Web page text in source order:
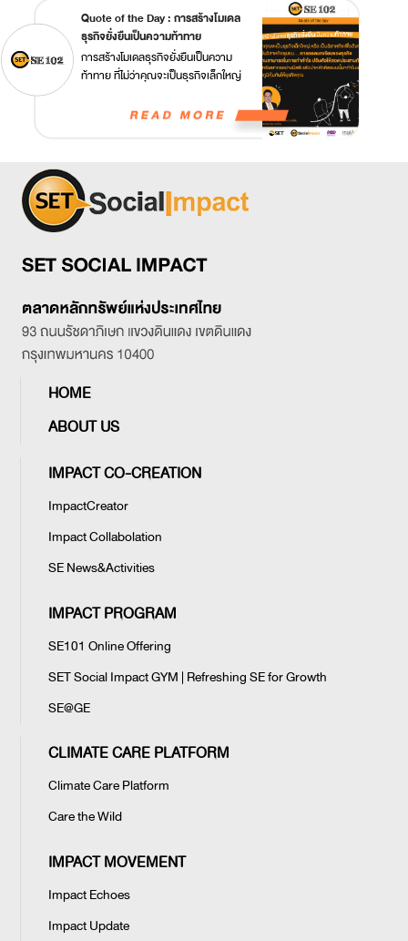
ปฏิบัติจากผู้ทรงคุณวุฒิและวิทยากรที่
มีความเชี่ยวชาญ
Quote of the Day : การสร้างโมเดล
ธุรกิจยั่งยืน​เป็นความท้าทาย​
การสร้างโมเดลธุรกิจยั่งยืน​เป็นความ
ท้าทาย​ ที่ไม่ว่าคุณจะเป็นธุรกิจ​เล็กใหญ่​
วิสาหกิจชุมชน... การถอดบทเรียนของ
แบบนี้มาทำโมเดลที่สร้างภูมิคุ้มกันให้
ธุรกิจคุณ
SE ย่อมาจาก Social Enterprise แต่
เมื่อกลับด้านคิดอาจเห็นความแฝงของ
(Change) ที่เป็นผลลัพธ์อย่างยั่งยืน ที่
พยายามไปให้ถึง... เส้นทางในการเป็นผู้
ประกอบการประเภทนี้ จึงต้องออกแบบ
ความยั่งยืนให้กับตัวเองให้ได้ด้วย ...
เพราะความยั่งยืนของผลลัพธ์
อย่างยั่งยืน
SET SE102 : Introduction to
Social Entrepreneurship
การเรียนรู้ตัวเอง เข้าใจธุรกิจที่กำลังทำ
ผลลัพธ์อะไร เพราะ SE คือ อีกประเภท
เข้าใจตัวตนของ Founder/Co-
Founder ผู้ก่อตั้ง โมเดลธุรกิจที่
ออกแบบไว้ ย่อมเป็นการเริ่มต้นติด
กระดุมเม็ดบน เส้นทางการเป็นผู้
ยั่งยืน ต้องยืนได้
การที่ธุรกิจประเภทใดก็ตาม เข้ามีส่วน
พัฒนาสินค้า เป็นช่องทางจำหน่าย
หรือส่งเสริมการท่องเที่ยวในชุมชน ด้วย
Open House SET SE102 ปี 2021
เปิดอบรมเชิงปฏิบัติการ SET SE102
เมื่อวันที่ 14 ก.ค. 64 ที่เน้นเรียนรู้และ
เรียนทำผ่าน workshop เข้มข้น ในรูป
ผู้ประกอบการทางสังคมให้มีทักษะด้าน
สร้างผลลัพธ์ทางสังคมอย่างยั่งยืน โดย
ปีนี้มีผู้ประกอบการทางสังคม 30 บริษัท
เพื่อสังคมที่ผ่านการคัดเลือก เข้า
ประกาศรายชื่อผู้ประกอบการธุรกิจ
หลักสูตร "SET SE102 ปี 2021" การ
จากผู้ทรงคุณวุฒิและวิทยากรชั้้นนำ
HOME
ABOUT US
IMPACT CO-CREATION
ImpactCreator
Impact Collabolation
SE News&Activities
IMPACT PROGRAM
SE101 Online Offering
SET Social Impact GYM | Refreshing SE for Growth
SE@GE
CLIMATE CARE PLATFORM
Climate Care Platform
Care the Wild
IMPACT MOVEMENT
Impact Echoes
Impact Update